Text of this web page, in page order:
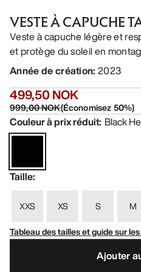
VESTE À CAPUCHE
Veste à capuche légère et
et protège du soleil en
Année de création: 2023
499,50 NOK
999,00 NOK(Économisez50%)
Couleur à prix réduit: Black
Taille:
XXS XS S M
Tableau des tailles et guide sur
Ajouter